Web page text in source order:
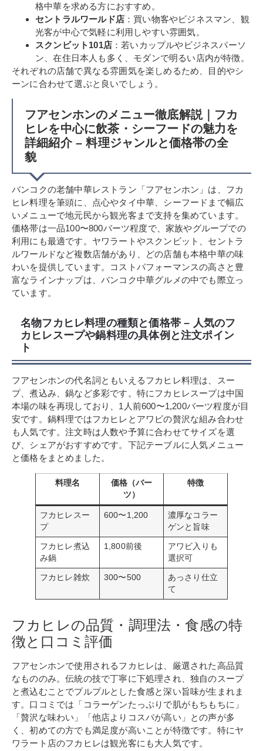
格中華を求める方におすすめ。
セントラルワールド店 ：買い物客やビジネスマン、観
光客が中心で気軽に利用しやすい雰囲気。
スクンビット101店 ：若いカップルやビジネスパーソ
ン、在住日本人も多く、モダンで明るい店内が特徴。
それぞれの店舗で異なる雰囲気を楽しめるため、目的やシ
ーンに合わせて選ぶと良いでしょう。
フアセンホンのメニュー徹底解説｜フカ
ヒレを中心に飲茶・シーフードの魅力を
詳細紹介 – 料理ジャンルと価格帯の全
貌
バンコクの老舗中華レストラン「フアセンホン」は、フカ
ヒレ料理を筆頭に、点心やタイ中華、シーフードまで幅広
いメニューで地元民から観光客まで支持を集めています。
価格帯は一品100〜800バーツ程度で、家族やグループでの
利用にも最適です。ヤワラートやスクンビット、セントラ
ルワールドなど複数店舗があり、どの店舗も本格中華の味
わいを提供しています。コストパフォーマンスの高さと豊
富なラインナップは、バンコク中華グルメの中でも際立っ
ています。
名物フカヒレ料理の種類と価格帯 – 人気のフ
カヒレスープや鍋料理の具体例と注文ポイン
ト
フアセンホンの代名詞ともいえるフカヒレ料理は、スー
プ、煮込み、鍋など多彩です。特にフカヒレスープは中国
本場の味を再現しており、1人前600〜1,200バーツ程度が目
安です。鍋料理ではフカヒレとアワビの贅沢な組み合わせ
も人気です。注文時は人数や予算に合わせてサイズを選
び、シェアがおすすめです。下記テーブルに人気メニュー
と価格をまとめました。
料理名
価格（バー
ツ）
特徴
フカヒレスー
プ
600〜1,200
濃厚なコラー
ゲンと旨味
フカヒレ煮込
み鍋
1,800前後
アワビ入りも
選択可
フカヒレ雑炊 300〜500
あっさり仕立
て
フカヒレの品質・調理法・食感の特
徴と口コミ評価
フアセンホンで使用されるフカヒレは、厳選された高品質
なもののみ。伝統の技で丁寧に下処理され、独自のスープ
と煮込むことでプルプルとした食感と深い旨味が生まれま
す。口コミでは「コラーゲンたっぷりで肌がもちもちに」
「贅沢な味わい」「他店よりコスパが高い」との声が多
く、初めての方でも満足度が高いことが特徴です。特にヤ
ワラート店のフカヒレは観光客にも大人気です。